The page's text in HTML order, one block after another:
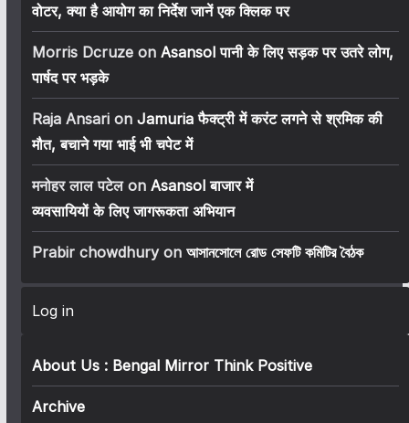
वोटर, क्या है आयोग का निर्देश जानें एक क्लिक पर
Morris Dcruzeon Asansol पानी के लिए सड़क पर उतरे लोग,
पार्षद पर भड़के
Raja Ansarion Jamuria फैक्ट्री में करंट लगने से श्रमिक की
मौत, बचाने गया भाई भी चपेट में
मनोहर लाल पटेलon Asansol बाजार में
व्यवसायियों के लिए जागरूकता अभियान
Prabir chowdhuryon আসানসোলে রোড সেফটি কমিটির বৈঠক
Log in
About Us : Bengal Mirror Think Positive
Archive